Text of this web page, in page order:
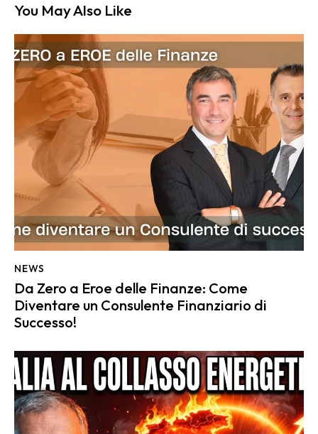
You May Also Like
NEWS
Da Zero a Eroe delle Finanze: Come
Diventare un Consulente Finanziario di
Successo!